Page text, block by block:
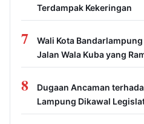
Terdampak Kekeringan
7
Wali Kota
Jalan Wala Kuba yang
8
Dugaan Ancaman
Lampung Dikawal